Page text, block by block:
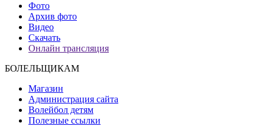
Фото
Архив фото
Видео
Скачать
Онлайн трансляция
БОЛЕЛЬЩИКАМ
Магазин
Администрация сайта
Волейбол детям
Полезные ссылки